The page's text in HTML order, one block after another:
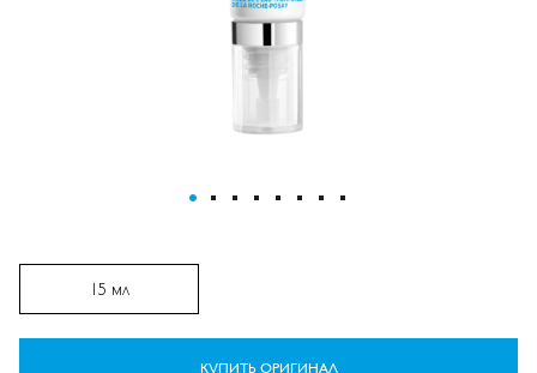
15 мл
КУПИТЬ ОРИГИНАЛ